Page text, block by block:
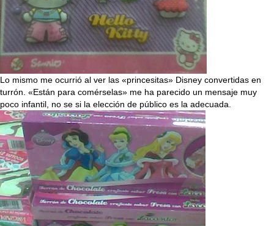
Lo mismo me ocurrió al ver las «princesitas» Disney convertidas en
turrón. «Están para comérselas» me ha parecido un mensaje muy
poco infantil, no se si la elección de público es la adecuada.